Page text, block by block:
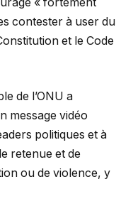
contester à user du
et le Code
de l’ONU a
message vidéo
politiques et à
retenue et de
ou de violence, y